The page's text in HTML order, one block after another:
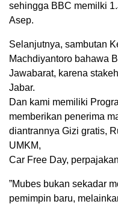
sehingga BBC memilki
Asep.
Selanjutnya, sambutan
Machdiyantoro bahawa
Jawabarat, karena
Jabar.
Dan kami memiliki
memberikan penerima
diantrannya Gizi gratis,
UMKM,
Car Free Day,
​”Mubes bukan sekadar
pemimpin baru,